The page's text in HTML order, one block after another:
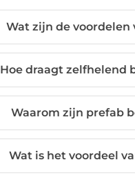
Wat zijn de
Hoe draagt zelfhelend
Waarom zijn prefab
Wat is het voordeel